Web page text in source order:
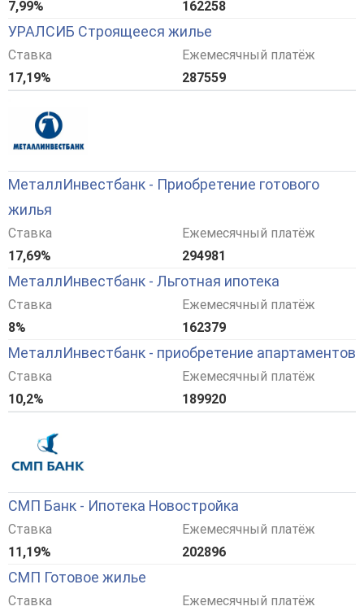
7,99% 162258
УРАЛСИБ Строящееся жилье
Ставка
17,19%
Ежемесячный платёж
287559
МеталлИнвестбанк - Приобретение готового
жилья
Ставка
17,69%
Ежемесячный платёж
294981
МеталлИнвестбанк - Льготная ипотека
Ставка
8%
Ежемесячный платёж
162379
МеталлИнвестбанк - приобретение апартаментов
Ставка
10,2%
Ежемесячный платёж
189920
СМП Банк - Ипотека Новостройка
Ставка
11,19%
Ежемесячный платёж
202896
СМП Готовое жилье
Ставка
Ежемесячный платёж